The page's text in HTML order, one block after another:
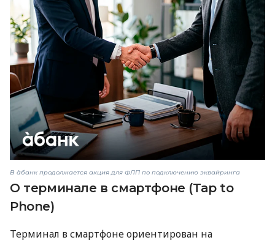
В àбанк продолжается акция для ФЛП по подключению эквайринга
О терминале в смартфоне (Tap to
Phone)
Терминал в смартфоне ориентирован на